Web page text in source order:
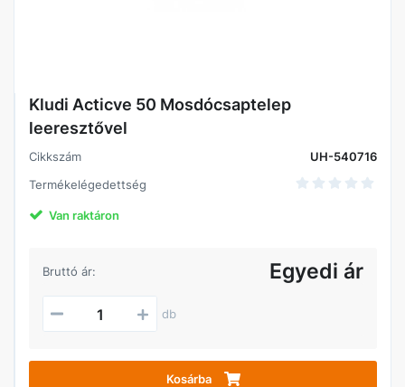
Kludi Acticve 50 Mosdócsaptelep
leeresztővel
Cikkszám
UH-540716
Termékelégedettség
Van raktáron
Bruttó ár: Egyedi ár
db
Kosárba